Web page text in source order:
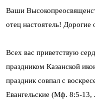
Ваши
отец настоятель!
Всех вас приветствую
праздником Казанской
праздник совпал с
Евангельские (Мф. 8:5-